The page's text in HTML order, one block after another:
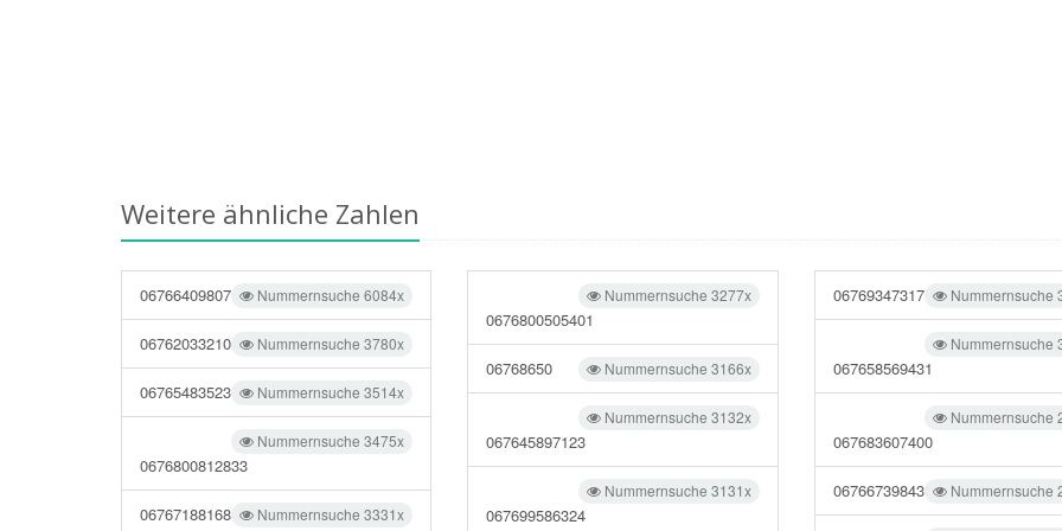
Weitere ähnliche Zahlen
Nummernsuche 6084x
06766409807
Nummernsuche 3780x
06762033210
Nummernsuche 3514x
06765483523
Nummernsuche 3475x
0676800812833
Nummernsuche 3331x
06767188168
Nummernsuche 3277x
0676800505401
Nummernsuche 3166x
06768650
Nummernsuche 3132x
067645897123
Nummernsuche 3131x
067699586324
Nummernsuche
06769347317
Nummernsuche
067658569431
Nummernsuche
067683607400
Nummernsuche
06766739843